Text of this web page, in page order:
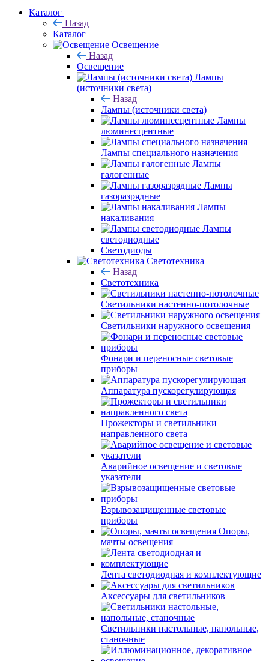
Каталог
Назад
Каталог
Освещение
Назад
Освещение
Лампы
(источники света)
Назад
Лампы (источники света)
Лампы
люминесцентные
Лампы специального назначения
Лампы
галогенные
Лампы
газоразрядные
Лампы
накаливания
Лампы
светодиодные
Светодиоды
Светотехника
Назад
Светотехника
Светильники настенно-потолочные
Светильники наружного освещения
Фонари и переносные световые
приборы
Аппаратура пускорегулирующая
Прожекторы и светильники
направленного света
Аварийное освещение и световые
указатели
Взрывозащищенные световые
приборы
Опоры,
мачты освещения
Лента светодиодная и комплектующие
Аксессуары для светильников
Светильники настольные, напольные,
станочные